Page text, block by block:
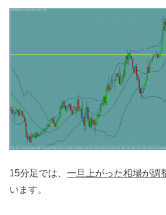
15分足では、一旦上がった相場が調
います。